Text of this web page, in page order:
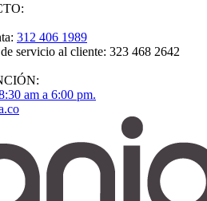
312 406 1989
servicio al cliente: 323 468 2642
am a 6:00 pm.